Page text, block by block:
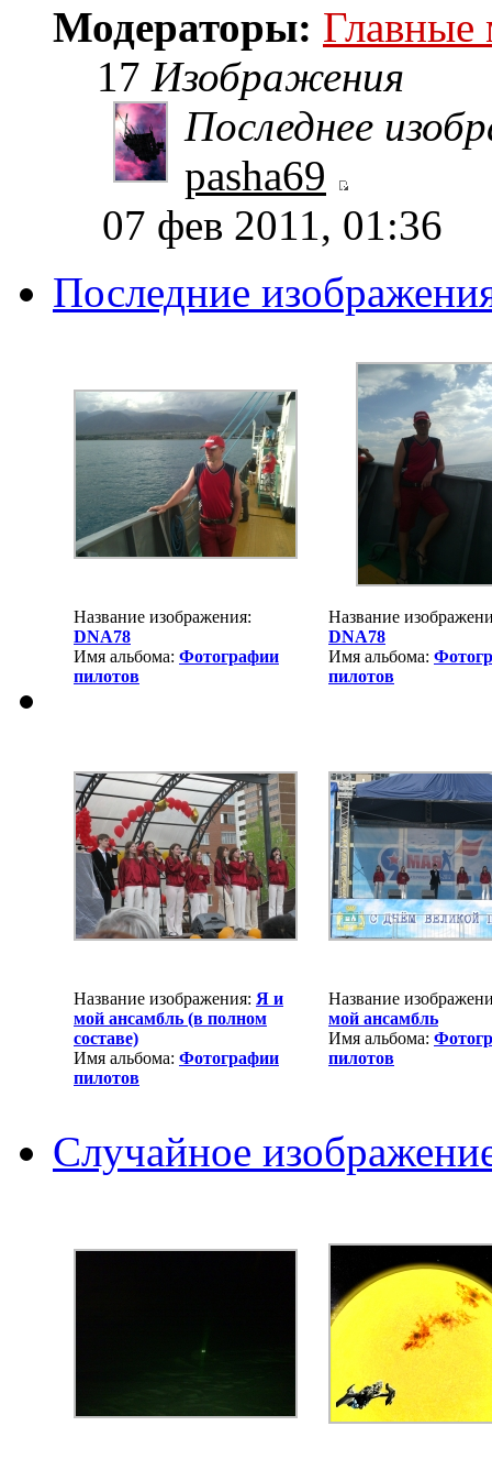
Модераторы: Главные
17 Изображения
Последнее
pasha69
07 фев 2011, 01:36
Последние
Название изображения:
DNA78
Имя альбома: Фотографии
пилотов
Название
DNA78
Имя альбома:
пилотов
Название изображения: Я и
мой ансамбль (в полном
составе)
Имя альбома: Фотографии
пилотов
Название
мой ансамбль
Имя альбома:
пилотов
Случайное